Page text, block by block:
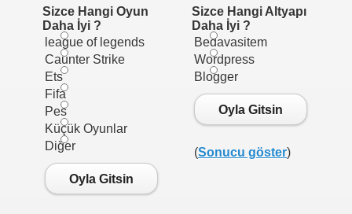
Sizce Hangi Oyun
Daha İyi ?
league of legends
Caunter Strike
Ets
Fifa
Pes
Küçük Oyunlar
Diğer
Oyla Gitsin
Sizce Hangi Altyapı
Daha İyi ?
Bedavasitem
Wordpress
Blogger
Oyla Gitsin
(Sonucu göster)